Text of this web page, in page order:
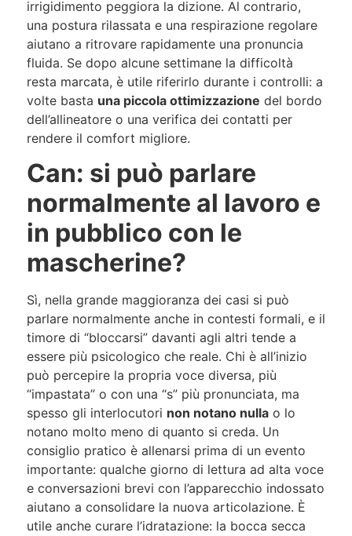
irrigidimento peggiora la dizione. Al contrario,
una postura rilassata e una respirazione regolare
aiutano a ritrovare rapidamente una pronuncia
fluida. Se dopo alcune settimane la difficoltà
resta marcata, è utile riferirlo durante i controlli: a
volte basta una piccola ottimizzazione del bordo
dell’allineatore o una verifica dei contatti per
rendere il comfort migliore.
Can: si può parlare
normalmente al lavoro e
in pubblico con le
mascherine?
Sì, nella grande maggioranza dei casi si può
parlare normalmente anche in contesti formali, e il
timore di “bloccarsi” davanti agli altri tende a
essere più psicologico che reale. Chi è all’inizio
può percepire la propria voce diversa, più
“impastata” o con una “s” più pronunciata, ma
spesso gli interlocutori non notano nulla o lo
notano molto meno di quanto si creda. Un
consiglio pratico è allenarsi prima di un evento
importante: qualche giorno di lettura ad alta voce
e conversazioni brevi con l’apparecchio indossato
aiutano a consolidare la nuova articolazione. È
utile anche curare l’idratazione: la bocca secca